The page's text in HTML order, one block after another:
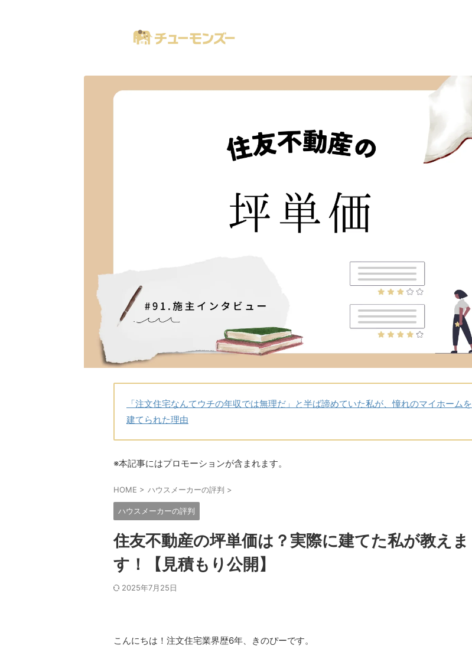
「注文住宅なんてウチの年収では無理だ」と半ば諦めていた私が、憧れのマイホームを
建てられた理由
※本記事にはプロモーションが含まれます。
HOME > ハウスメーカーの評判 >
ハウスメーカーの評判
住友不動産の坪単価は？実際に建てた私が教えま
す！【見積もり公開】
2025年7月25日
こんにちは！注文住宅業界歴6年、きのぴーです。